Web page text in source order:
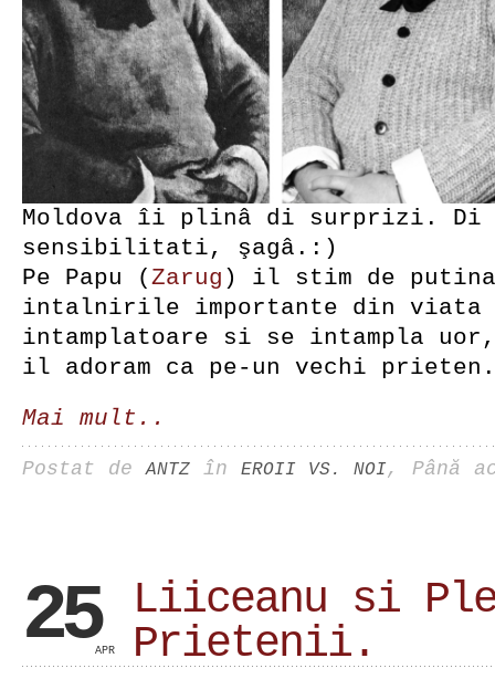
Moldova îi plinâ di surprizi. Di
sensibilitati, şagâ.:)
Pe Papu ( Zarug ) il stim de putina
intalnirile importante din viata
intamplatoare si se intampla
il adoram ca pe-un vechi prieten.
Mai mult..
Postat deANTZ în EROII VS. NOI, Până
25APR
Liiceanu si
Prietenii.